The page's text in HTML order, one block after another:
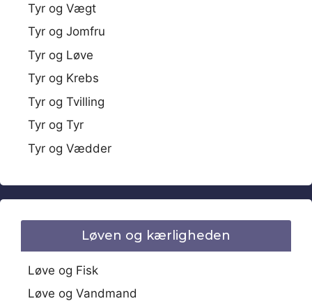
Tyr og Vægt
Tyr og Jomfru
Tyr og Løve
Tyr og Krebs
Tyr og Tvilling
Tyr og Tyr
Tyr og Vædder
Løven og kærligheden
Løve og Fisk
Løve og Vandmand